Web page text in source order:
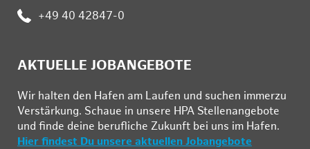
: +49 40 42847-0
AKTUELLE JOBANGEBOTE
Wir hal­ten den Ha­fen am Lau­fen und su­chen im­mer­zu
Ver­stär­kung. Schau­e in un­se­re HPA Stel­len­an­ge­bo­te
und fin­de deine be­ruf­li­che Zu­kunft bei uns im Ha­fen.
Hier findest Du unsere aktuellen Jobangebote